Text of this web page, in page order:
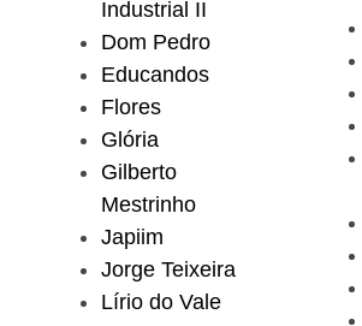
Industrial II
Dom Pedro
Educandos
Flores
Glória
Gilberto
Mestrinho
Japiim
Jorge Teixeira
Lírio do Vale